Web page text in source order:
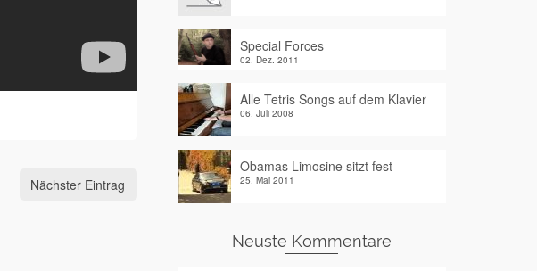
Nächster Eintrag
Special Forces
02. Dez. 2011
Alle Tetris Songs auf dem Klavier
06. Juli 2008
Obamas Limosine sitzt fest
25. Mai 2011
Neuste Kommentare